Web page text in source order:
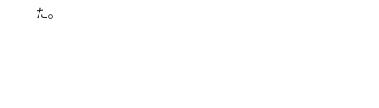
た。